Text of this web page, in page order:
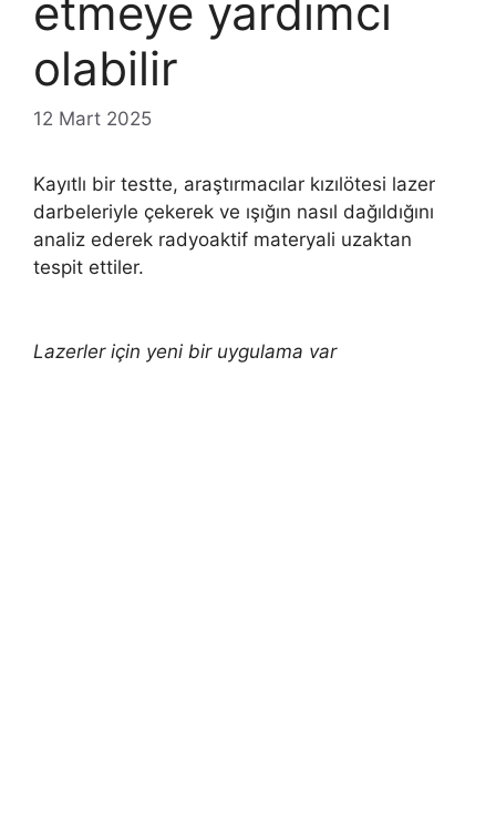
etmeye yardımcı
olabilir
12 Mart 2025
Kayıtlı bir testte, araştırmacılar kızılötesi lazer
darbeleriyle çekerek ve ışığın nasıl dağıldığını
analiz ederek radyoaktif materyali uzaktan
tespit ettiler.
Lazerler için yeni bir uygulama var